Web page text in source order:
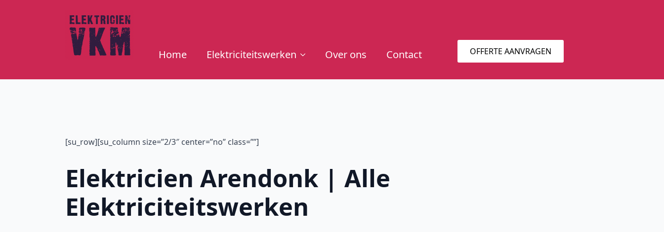
Home Elektriciteitswerken Over ons Contact OFFERTE AANVRAGEN
[su_row][su_column size=”2/3″ center=”no” class=””]
Elektricien Arendonk | Alle
Elektriciteitswerken